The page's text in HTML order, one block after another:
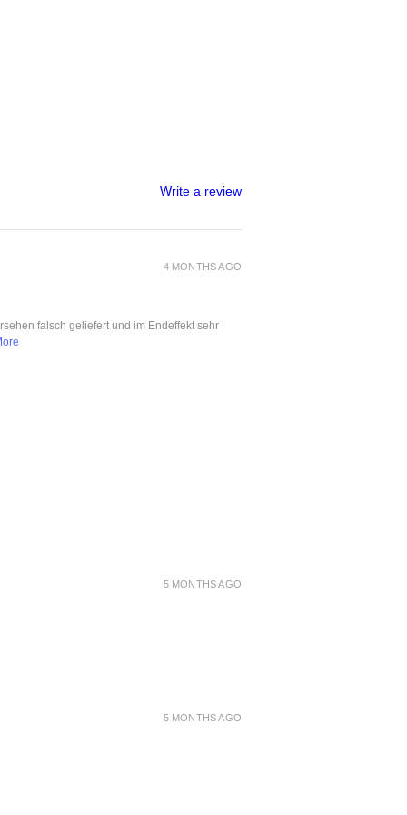
Write a review
4 MONTHS AGO
falsch geliefert und im Endeffekt sehr
5 MONTHS AGO
5 MONTHS AGO